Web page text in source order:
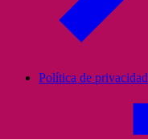
Política de privacidad